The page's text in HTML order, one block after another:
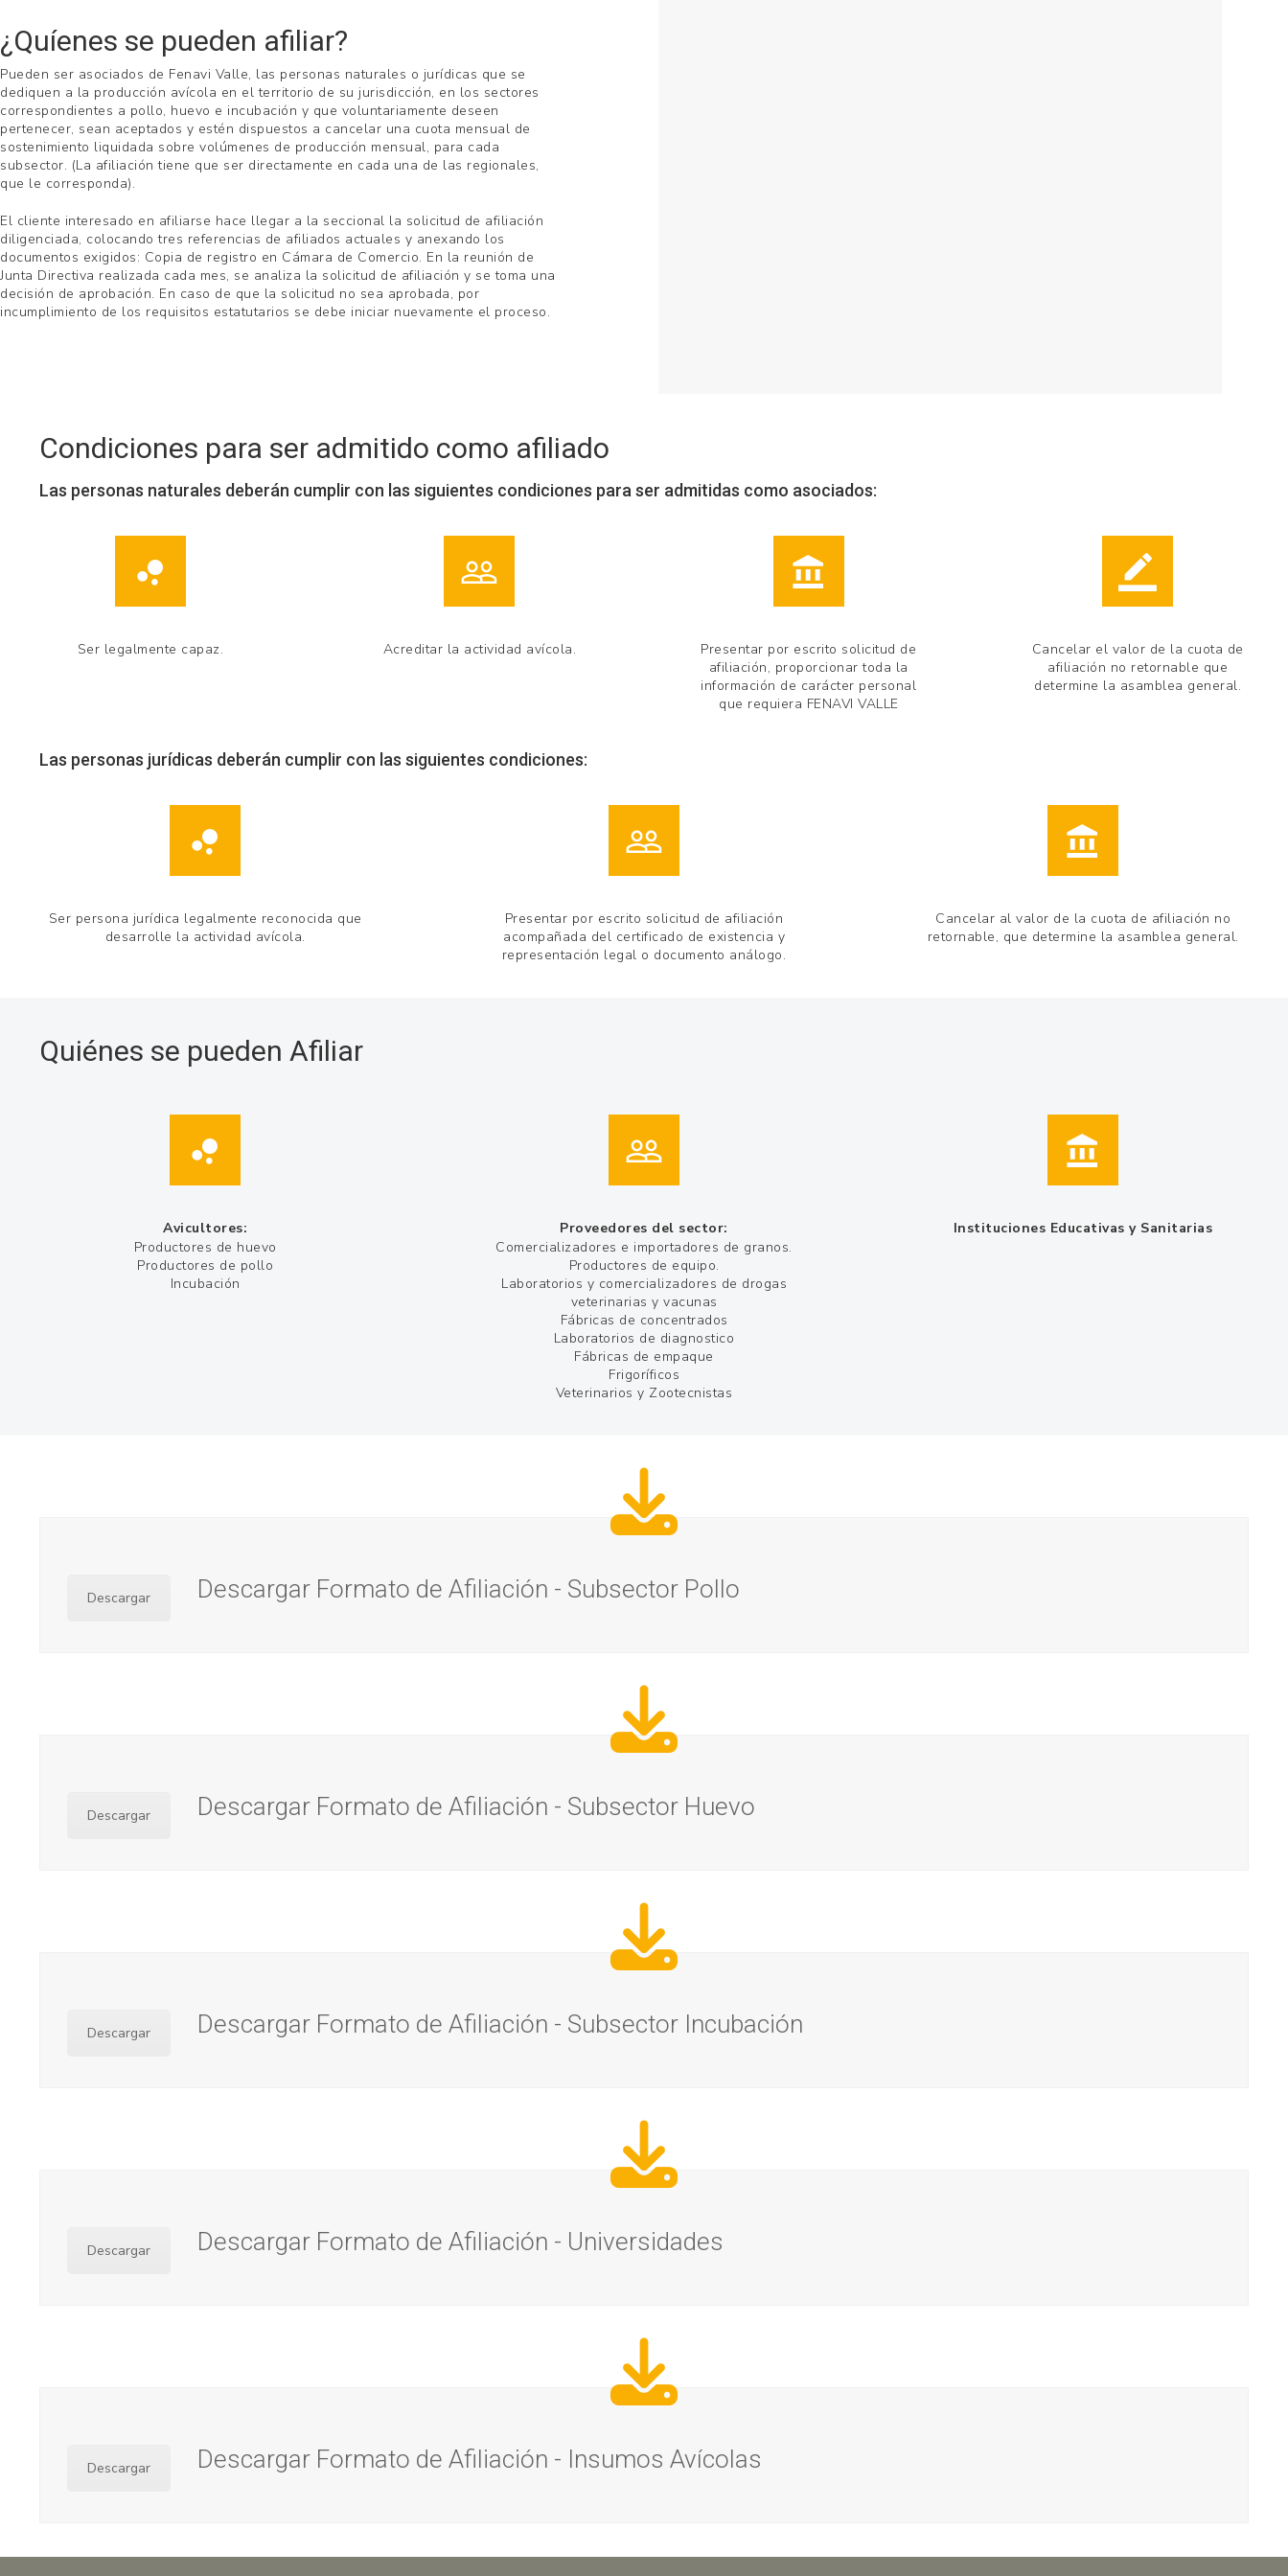
¿Quíenes se pueden afiliar?
Pueden ser asociados de Fenavi Valle, las personas naturales o jurídicas que se
dediquen a la producción avícola en el territorio de su jurisdicción, en los sectores
correspondientes a pollo, huevo e incubación y que voluntariamente deseen
pertenecer, sean aceptados y estén dispuestos a cancelar una cuota mensual de
sostenimiento liquidada sobre volúmenes de producción mensual, para cada
subsector. (La afiliación tiene que ser directamente en cada una de las regionales,
que le corresponda).
El cliente interesado en afiliarse hace llegar a la seccional la solicitud de afiliación
diligenciada, colocando tres referencias de afiliados actuales y anexando los
documentos exigidos: Copia de registro en Cámara de Comercio. En la reunión de
Junta Directiva realizada cada mes, se analiza la solicitud de afiliación y se toma una
decisión de aprobación. En caso de que la solicitud no sea aprobada, por
incumplimiento de los requisitos estatutarios se debe iniciar nuevamente el proceso.
Condiciones para ser admitido como afiliado
Las personas naturales deberán cumplir con las siguientes condiciones para ser admitidas como asociados:
Ser legalmente capaz. Acreditar la actividad avícola.
Presentar por escrito solicitud de
afiliación, proporcionar toda la
información de carácter personal
que requiera FENAVI VALLE
Cancelar el valor de la cuota de
afiliación no retornable que
determine la asamblea general.
Las personas jurídicas deberán cumplir con las siguientes condiciones:
Ser persona jurídica legalmente reconocida que
desarrolle la actividad avícola.
Presentar por escrito solicitud de afiliación
acompañada del certificado de existencia y
representación legal o documento análogo.
Cancelar al valor de la cuota de afiliación no
retornable, que determine la asamblea general.
Quiénes se pueden Afiliar
Avicultores:
Productores de huevo
Productores de pollo
Incubación
Proveedores del sector:
Comercializadores e importadores de granos.
Productores de equipo.
Laboratorios y comercializadores de drogas
veterinarias y vacunas
Fábricas de concentrados
Laboratorios de diagnostico
Fábricas de empaque
Frigoríficos
Veterinarios y Zootecnistas
Instituciones Educativas y Sanitarias
Descargar Descargar Formato de Afiliación - Subsector Pollo
Descargar Descargar Formato de Afiliación - Subsector Huevo
Descargar Descargar Formato de Afiliación - Subsector Incubación
Descargar Descargar Formato de Afiliación - Universidades
Descargar Descargar Formato de Afiliación - Insumos Avícolas